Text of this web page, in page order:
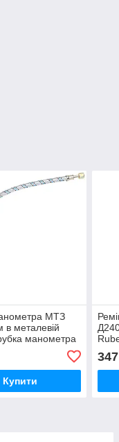
МТЗ
в металевій
манометра
3801180
Купити
347